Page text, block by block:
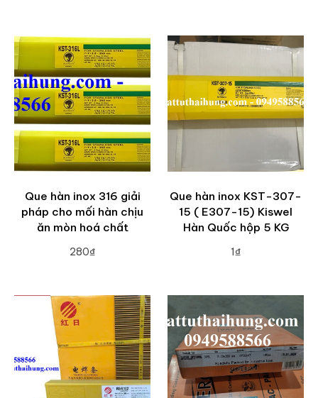
Que hàn inox 316 giải
pháp cho mối hàn chịu
ăn mòn hoá chất
280₫
Que hàn inox KST-307-
15 ( E307-15) Kiswel
Hàn Quốc hộp 5 KG
1₫